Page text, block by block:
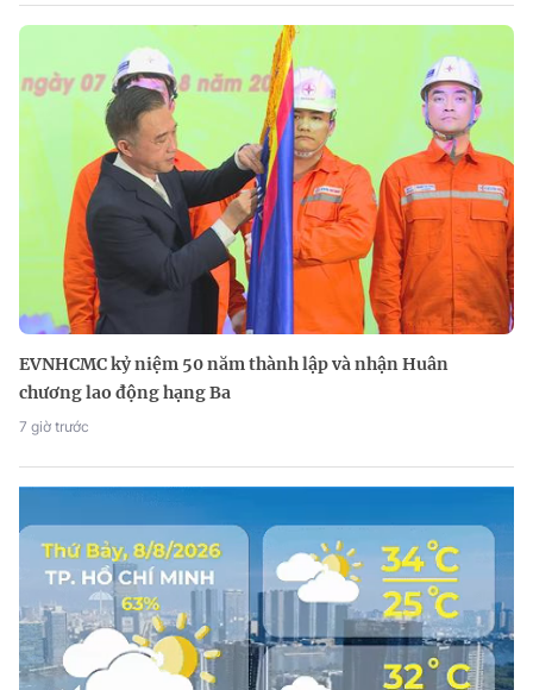
EVNHCMC kỷ niệm 50 năm thành lập và nhận Huân
chương lao động hạng Ba
7 giờ trước